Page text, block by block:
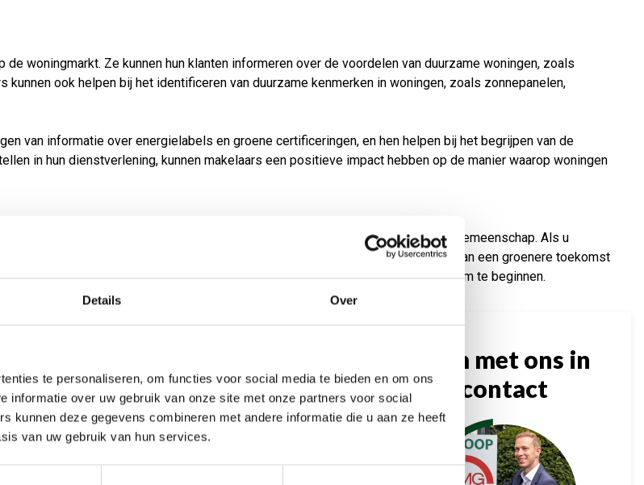
Details Over
te personaliseren, om functies voor social media te bieden en om ons
informatie over uw gebruik van onze site met onze partners voor social
kunnen deze gegevens combineren met andere informatie die u aan ze heeft
van uw gebruik van hun services.
woningmarkt. Ze kunnen hun klanten informeren over de voordelen van duurzame woningen, zoals
ook helpen bij het identificeren van duurzame kenmerken in woningen, zoals zonnepanelen,
van informatie over energielabels en groene certificeringen, en hen helpen bij het begrijpen van de
in hun dienstverlening, kunnen makelaars een positieve impact hebben op de manier waarop woningen
woningen bieden voordelen voor het milieu, de eigenaren en de lokale gemeenschap. Als u
opties te overwegen.
en ontdek hoe u kunt bijdragen aan een groenere toekomst
wereld een beetje groener maken, en de woningmarkt is een geweldige plek om te beginnen.
Kom met ons in
contact